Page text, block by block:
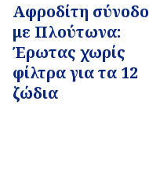
Αφροδίτη σύνοδο
με Πλούτωνα:
Έρωτας χωρίς
φίλτρα για τα 12
ζώδια